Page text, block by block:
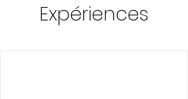
Expériences